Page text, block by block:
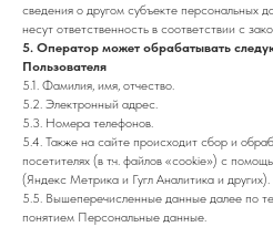
сведения о другом субъекте персональных
несут ответственность в соответствии с
5. Оператор может обрабатывать
Пользователя
5.1. Фамилия, имя, отчество.
5.2. Электронный адрес.
5.3. Номера телефонов.
5.4. Также на сайте происходит сбор и
посетителях (в т.ч. файлов «cookie») с
(Яндекс Метрика и Гугл Аналитика и других).
5.5. Вышеперечисленные данные далее по
понятием Персональные данные.